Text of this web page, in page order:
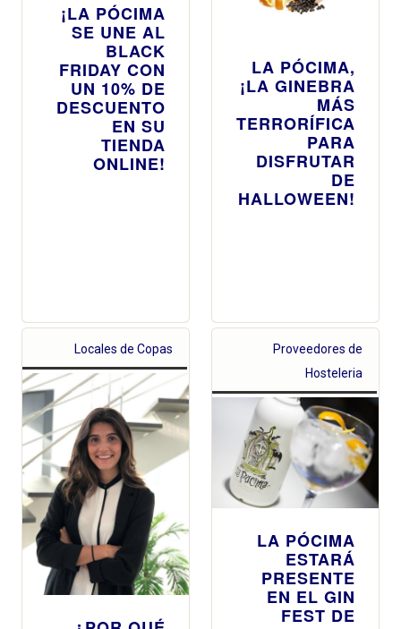
¡LA PÓCIMA
SE UNE AL
BLACK
FRIDAY CON
UN 10% DE
DESCUENTO
EN SU
TIENDA
ONLINE!
LA PÓCIMA,
¡LA GINEBRA
MÁS
TERRORÍFICA
PARA
DISFRUTAR
DE
HALLOWEEN!
Locales de Copas
Proveedores de
Hosteleria
LA PÓCIMA
ESTARÁ
PRESENTE
EN EL GIN
FEST DE